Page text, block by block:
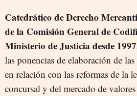
Catedrático de Derecho
de la Comisión General de
Ministerio de Justicia desde
las ponencias de elaboración de
en relación con las reformas de la
concursal y del mercado de